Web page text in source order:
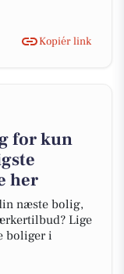
Kopiér link
for kun
her
næste bolig,
Lige
boliger i